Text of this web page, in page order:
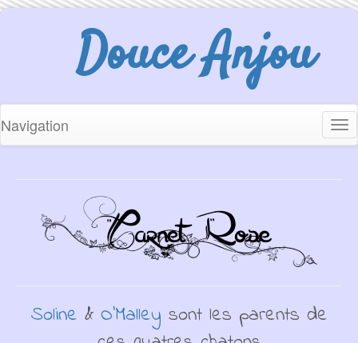
Douce Anjou
Navigation
Soline & O'Malley sont les parents de